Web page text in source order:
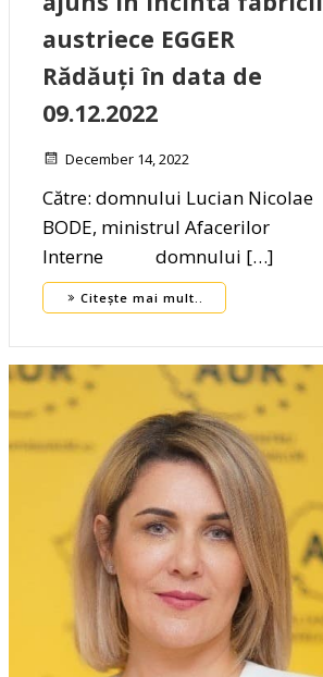
austriece EGGER
Rădăuți în data de
09.12.2022
December 14, 2022
Către: domnului Lucian Nicolae
BODE, ministrul Afacerilor
Interne domnului […]
Citește mai mult..